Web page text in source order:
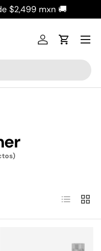
$2,499 mxn 🚚
Iniciar sesión
Carrito
Lista